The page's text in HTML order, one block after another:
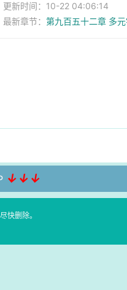
更新时间：10-22 04:06:14
最新章节： 第九百五十二章 多
↓↓↓
快删除。